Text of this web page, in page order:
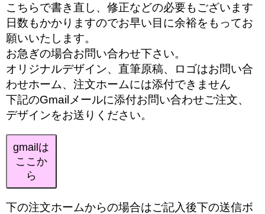
こちらで書き直し、修正などの必要もございます
日数もかかりますのでお早い目に余裕をもってお
願いいたします。
お急ぎの場合お問い合わせ下さい。
オリジナルデザイン、直筆原稿、ロゴはお問い合
わせホーム、注文ホームには添付できません
下記のGmailメールに添付お問い合わせご注文、
デザインをお送りください。
gmailは
ここか
ら
下の注文ホームからの場合はご記入後下の送信ボ